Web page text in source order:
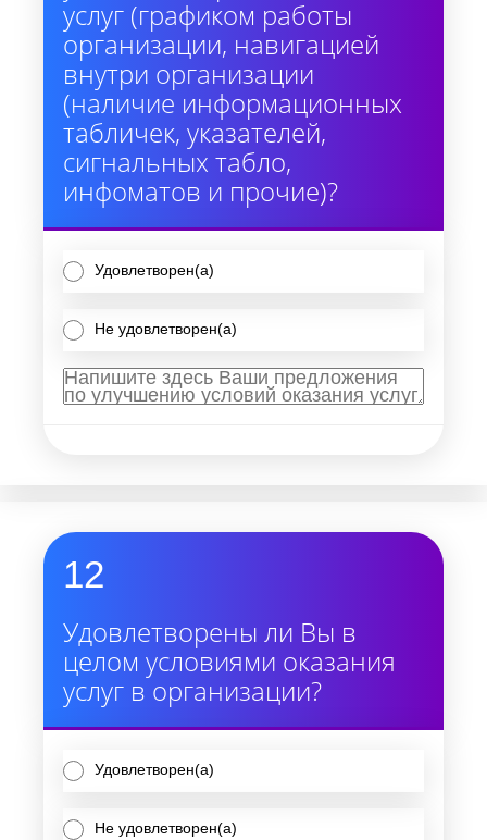
услуг (графиком работы
организации, навигацией
внутри организации
(наличие информационных
табличек, указателей,
сигнальных табло,
инфоматов и прочие)?
Удовлетворен(а)
Не удовлетворен(а)
12
Удовлетворены ли Вы в
целом условиями оказания
услуг в организации?
Удовлетворен(а)
Не удовлетворен(а)